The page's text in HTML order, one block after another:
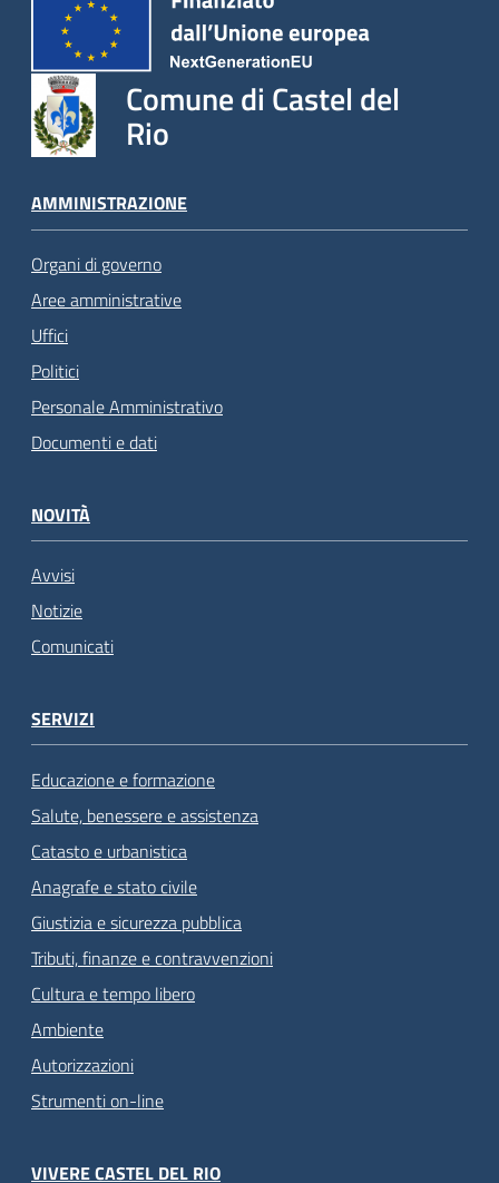
Comune di Castel del
Rio
AMMINISTRAZIONE
Organi di governo
Aree amministrative
Uffici
Politici
Personale Amministrativo
Documenti e dati
NOVITÀ
Avvisi
Notizie
Comunicati
SERVIZI
Educazione e formazione
Salute, benessere e assistenza
Catasto e urbanistica
Anagrafe e stato civile
Giustizia e sicurezza pubblica
Tributi, finanze e contravvenzioni
Cultura e tempo libero
Ambiente
Autorizzazioni
Strumenti on-line
VIVERE CASTEL DEL RIO